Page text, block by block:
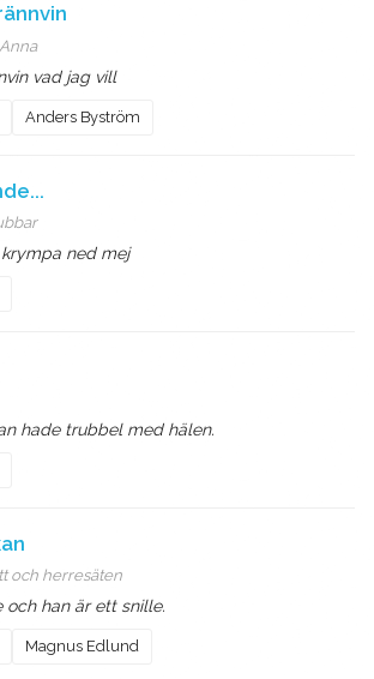
vad jag vill
Anders Byström
ned mej
hade trubbel med hälen.
och herresäten
och han är ett snille.
Magnus Edlund